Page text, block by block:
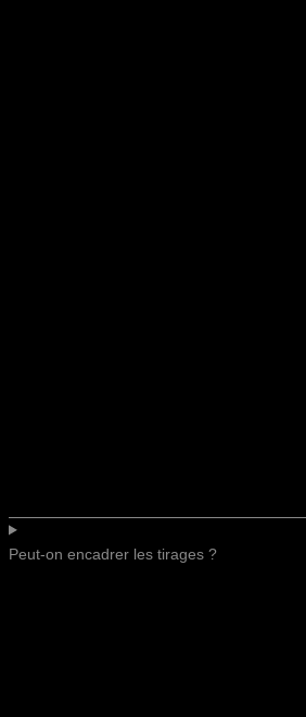
Peut-on encadrer les tirages ?